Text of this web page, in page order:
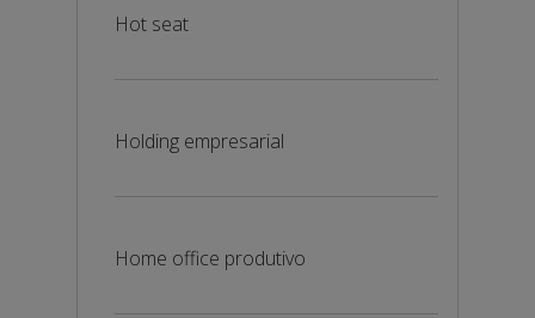
Hot seat
Holding empresarial
Home office produtivo